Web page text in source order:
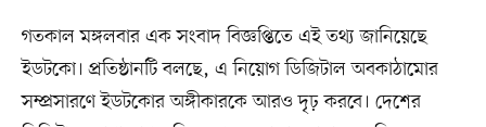
গতকাল মঙ্গলবার এক সংবাদ বিজ্ঞপ্তিতে এই তথ্য জানিয়েছে
ইডটকো। প্রতিষ্ঠানটি বলছে, এ নিয়োগ ডিজিটাল অবকাঠামোর
সম্প্রসারণে ইডটকোর অঙ্গীকারকে আরও দৃঢ় করবে। দেশের